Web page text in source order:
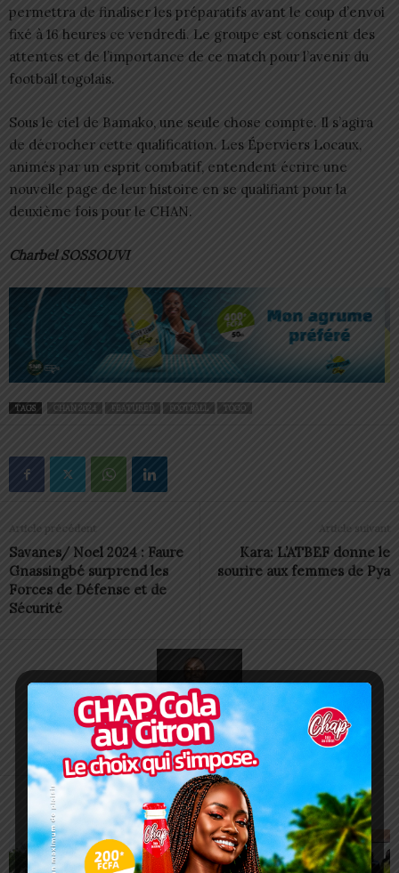
permettra de finaliser les préparatifs avant le coup d’envoi
fixé à 16 heures ce vendredi. Le groupe est conscient des
attentes et de l’importance de ce match pour l’avenir du
football togolais.
Sous le ciel de Bamako, une seule chose compte. Il s’agira
de décrocher cette qualification. Les Éperviers Locaux,
animés par un esprit combatif, entendent écrire une
nouvelle page de leur histoire en se qualifiant pour la
deuxième fois pour le CHAN.
Charbel SOSSOUVI
TAGS CHAN 2024 FEATURED FOOTBALL TOGO
Article précédent
Savanes/ Noel 2024 : Faure
Gnassingbé surprend les
Forces de Défense et de
Sécurité
Article suivant
Kara: L’ATBEF donne le
sourire aux femmes de Pya
Charbel SOSSOUVI
ARTICLES CONNEXES PLUS DE L'AUTEUR